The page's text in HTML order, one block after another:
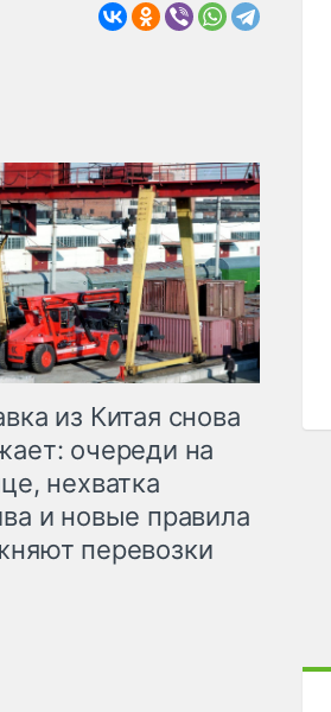
из Китая снова
очереди на
нехватка
и новые правила
перевозки